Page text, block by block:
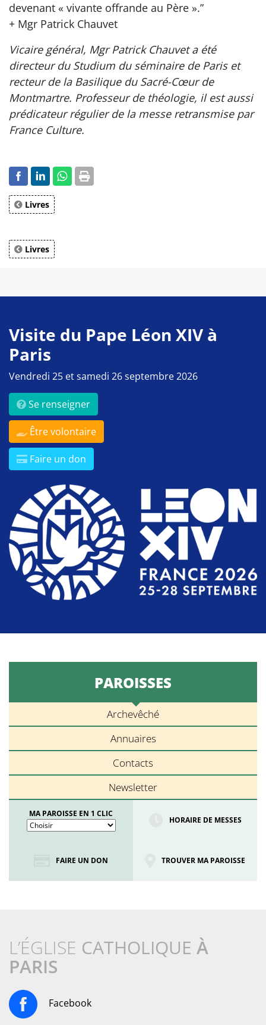
devenant « vivante offrande au Père ».”
+ Mgr Patrick Chauvet
Vicaire général, Mgr Patrick Chauvet a été
directeur du Studium du séminaire de Paris et
recteur de la Basilique du Sacré-Cœur de
Montmartre. Professeur de théologie, il est aussi
prédicateur régulier de la messe retransmise par
France Culture.
Livres
Livres
Visite du Pape Léon XIV à
Paris
Vendredi 25 et samedi 26 septembre 2026
Se renseigner
Être volontaire
Faire un don
PAROISSES
Archevêché
Annuaires
Contacts
Newsletter
MA PAROISSE EN 1 CLIC
HORAIRE DE MESSES
FAIRE UN DON TROUVER MA PAROISSE
L’ÉGLISE CATHOLIQUE À
PARIS
Facebook